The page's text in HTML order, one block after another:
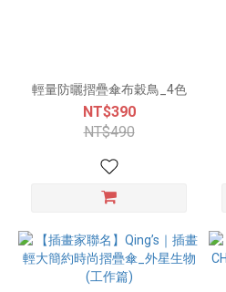
輕量防曬摺疊傘布穀鳥_4色
NT$390
NT$490